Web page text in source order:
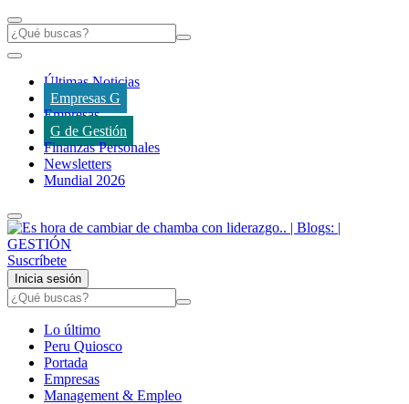
Últimas Noticias
Empresas G
Empresas
G de Gestión
Finanzas Personales
Newsletters
Mundial 2026
Suscríbete
Inicia sesión
Lo último
Peru Quiosco
Portada
Empresas
Management & Empleo